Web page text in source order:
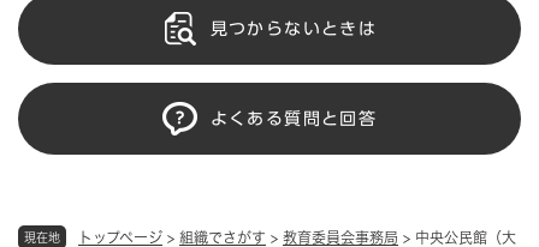
現在地 トップページ > 組織でさがす > 教育委員会事務局 > 中央公民館（大
見つからないときは
よくある質問と回答